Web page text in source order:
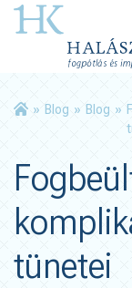
» Blog » Blog »
tünetei